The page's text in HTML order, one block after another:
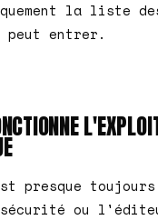
la liste
peut entrer.
presque toujours
sécurité ou